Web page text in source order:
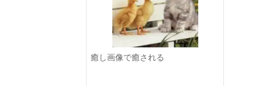
癒し画像で癒される